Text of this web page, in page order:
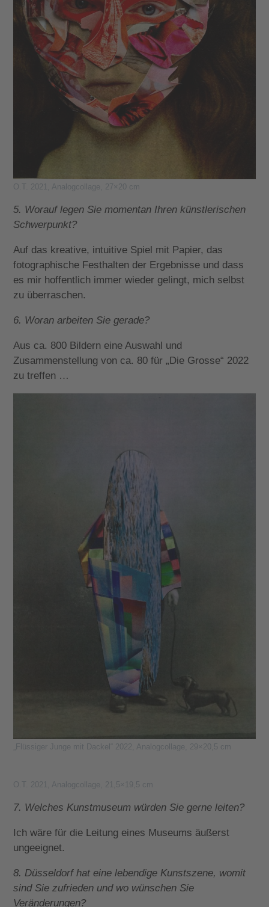
O.T. 2021, Analogcollage, 27×20 cm
5. Worauf legen Sie momentan Ihren künstlerischen
Schwerpunkt?
Auf das kreative, intuitive Spiel mit Papier, das
fotographische Festhalten der Ergebnisse und dass
es mir hoffentlich immer wieder gelingt, mich selbst
zu überraschen.
6. Woran arbeiten Sie gerade?
Aus ca. 800 Bildern eine Auswahl und
Zusammenstellung von ca. 80 für „Die Grosse“ 2022
zu treffen …
„Flüssiger Junge mit Dackel“ 2022, Analogcollage, 29×20,5 cm
O.T. 2021, Analogcollage, 21,5×19,5 cm
7. Welches Kunstmuseum würden Sie gerne leiten?
Ich wäre für die Leitung eines Museums äußerst
ungeeignet.
8. Düsseldorf hat eine lebendige Kunstszene, womit
sind Sie zufrieden und wo wünschen Sie
Veränderungen?